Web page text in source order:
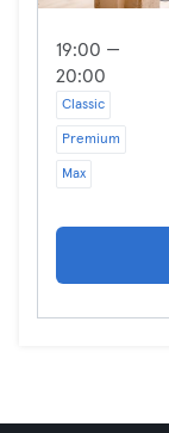
19:00 —
20:00
Classic
Premium
Max